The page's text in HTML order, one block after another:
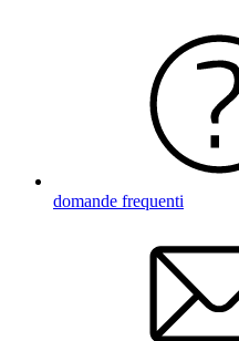
domande frequenti